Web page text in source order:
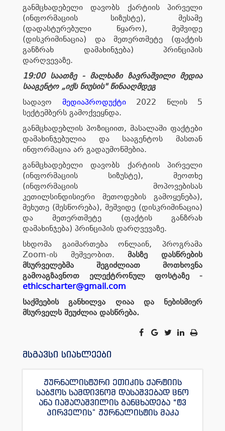
განმცხადებელი დავობს ქარტიის პირველი
(ინფორმაციის სიზუსტე), მესამე
(დადასტურებული წყარო), მეშვიდე
(დისკრიმინაცია) და მეთერთმეტე (ფაქტის
განზრახ დამახინჯება) პრინციპის
დარღვევაზე.
19:00 საათზე - მალხაზი ზავრაშვილი მედია
სააგენტო „იქს ნიუსის" წინააღმდეგ
სადავო მედიაპროდუქტი2022 წლის 5
სექტემბერს გამოქვეყნდა.
განმცხადებლის პოზიციით, მასალაში ფაქტები
დამახინჯებულია და სააგენტოს მასთან
ინფორმაცია არ გადაუმოწმებია.
განმცხადებელი დავობს ქარტიის პირველი
(ინფორმაციის სიზუსტე), მეოთხე
(ინფორმაციის მოპოვებისას
კეთილსინდისიერი მეთოდების გამოყენება),
მეხუთე (შესწორება), მეშვიდე (დისკრიმინაცია)
და მეთერთმეტე (ფაქტის განზრახ
დამახინჯება) პრინციპის დარღვევაზე.
სხდომა გაიმართება ონლაინ, პროგრამა
Zoom-ის მეშვეობით.მასზე დასწრების
მსურველებმა შეგიძლიათ მოთხოვნა
გამოაგზავნოთ ელექტრონულ ფოსტაზე -
ethicscharter@gmail.com
საქმეების განხილვა ღიაა და ნებისმიერ
მსურველს შეუძლია დასწრება.
მსგავსი სიახლეები
ჟურნალისტური ეთიკის ქარტიის
საბჭოს სამდივნომ დასაშვებად ცნო
ანა იაშაღაშვილის განცხადება “ტვ
პირველის” ჟურნალისტის მაკა